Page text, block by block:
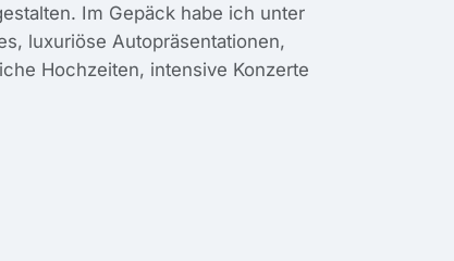
Im Gepäck habe ich unter
luxuriöse Autopräsentationen,
Hochzeiten, intensive Konzerte